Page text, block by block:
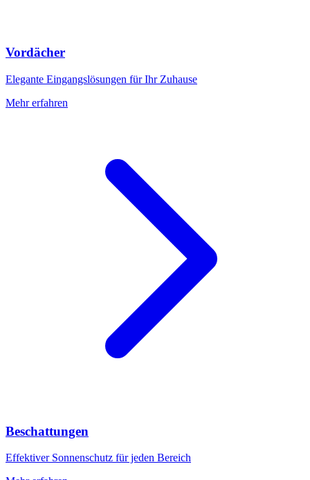
Vordächer
Elegante Eingangslösungen für Ihr Zuhause
Mehr erfahren
Beschattungen
Effektiver Sonnenschutz für jeden Bereich